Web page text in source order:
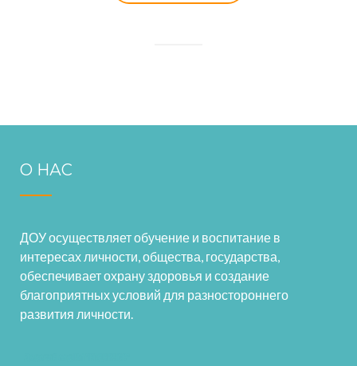
О НАС
ДОУ осуществляет обучение и воспитание в
интересах личности, общества, государства,
обеспечивает охрану здоровья и создание
благоприятных условий для разностороннего
развития личности.